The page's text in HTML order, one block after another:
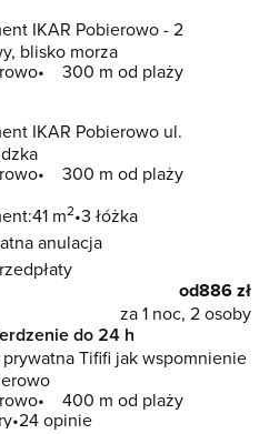
IKAR Pobierowo - 2
blisko morza
300 m od plaży
IKAR Pobierowo ul.
300 m od plaży
41 m2 3 łóżka
anulacja
od886 zł
za 1 noc, 2 osoby
do 24 h
prywatna Tififi jak wspomnienie
400 m od plaży
24 opinie